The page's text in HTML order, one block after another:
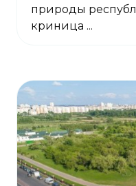
природы
криница ...